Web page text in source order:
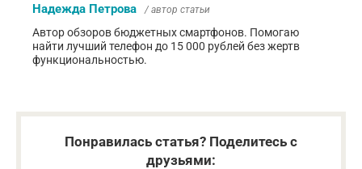
Надежда Петрова / автор статьи
Автор обзоров бюджетных смартфонов. Помогаю
найти лучший телефон до 15 000 рублей без жертв
функциональностью.
Понравилась статья? Поделитесь с
друзьями: